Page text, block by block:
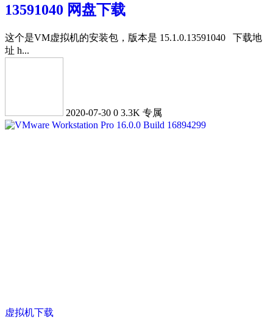
13591040 网盘下载
这个是VM虚拟机的安装包，版本是 15.1.0.13591040 下载地
址 h...
2020-07-30 0 3.3K 专属
虚拟机下载